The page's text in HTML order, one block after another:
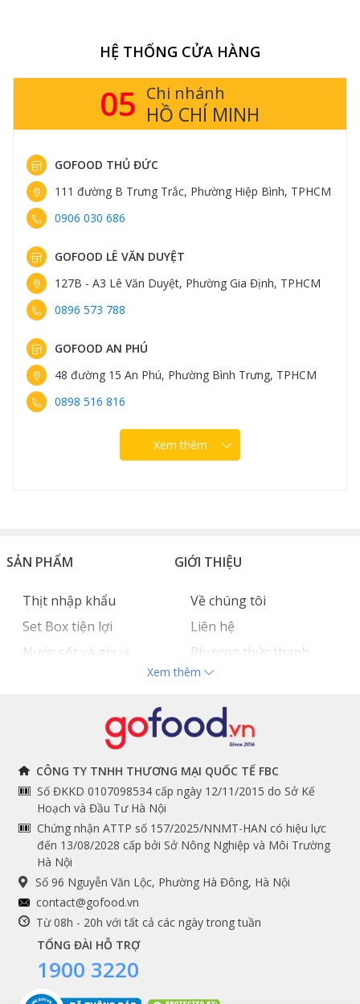
HỆ THỐNG CỬA HÀNG
05 Chi nhánh
HỒ CHÍ MINH
GOFOOD THỦ ĐỨC
111 đường B Trưng Trắc, Phường Hiệp Bình, TPHCM
0906 030 686
GOFOOD LÊ VĂN DUYỆT
127B - A3 Lê Văn Duyệt, Phường Gia Định, TPHCM
0896 573 788
GOFOOD AN PHÚ
48 đường 15 An Phú, Phường Bình Trưng, TPHCM
0898 516 816
Xem thêm
SẢN PHẨM
Thịt nhập khẩu
Set Box tiện lợi
Nước sốt và gia vị
GIỚI THIỆU
Về chúng tôi
Liên hệ
Phương thức thanh
toán
Tuyển dụng
THÔNG TIN
Chính sách và quy định
chung
Hướng dẫn đặt hàng
Cam kết chất lượng
THEO DÕI NGAY
Facebook
Instagram
Youtube
Tiktok
Shopee
DỊCH VỤ
Xem thêm
CÔNG TY TNHH THƯƠNG MẠI QUỐC TẾ FBC
Số ĐKKD 0107098534 cấp ngày 12/11/2015 do Sở Kế
Hoạch và Đầu Tư Hà Nội
Chứng nhận ATTP số 157/2025/NNMT-HAN có hiệu lực
đến 13/08/2028 cấp bởi Sở Nông Nghiệp và Môi Trường
Hà Nội
Số 96 Nguyễn Văn Lộc, Phường Hà Đông, Hà Nội
contact@gofood.vn
Từ 08h - 20h với tất cả các ngày trong tuần
TỔNG ĐÀI HỖ TRỢ
1900 3220